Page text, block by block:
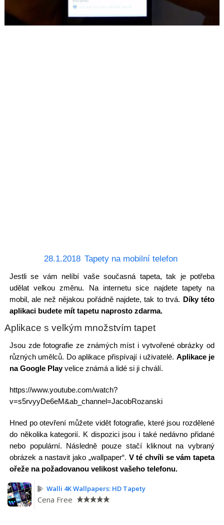
28.1.2018 Tapety na mobilní telefon
Jestli se vám nelíbí vaše současná tapeta, tak je potřeba
udělat velkou změnu. Na internetu sice najdete tapety na
mobil, ale než nějakou pořádně najdete, tak to trvá. Díky této
aplikaci budete mít tapetu naprosto zdarma.
Aplikace s velkým množstvím tapet
Jsou zde fotografie ze známých míst i vytvořené obrázky od
různých umělců. Do aplikace přispívají i uživatelé. Aplikace je
na Google Playvelice známá a lidé si ji chválí.
https://www.youtube.com/watch?
v=s5rvyyDe6eM&ab_channel=JacobRozanski
Hned po otevření můžete vidět fotografie, které jsou rozdělené
do několika kategorií. K dispozici jsou i také nedávno přidané
nebo populární. Následně pouze stačí kliknout na vybraný
obrázek a nastavit jako „wallpaper“. V té chvíli se vám tapeta
ořeže na požadovanou velikost vašeho telefonu.
Walli 4K Wallpapers: HD Tapety
Cena Free